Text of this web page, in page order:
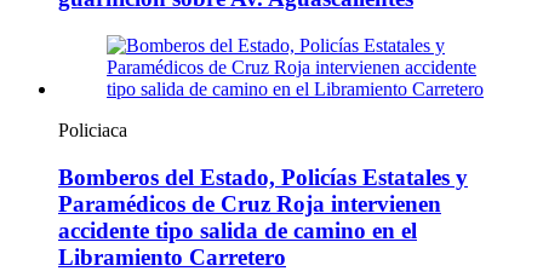
Policiaca
Bomberos del Estado, Policías Estatales y
Paramédicos de Cruz Roja intervienen
accidente tipo salida de camino en el
Libramiento Carretero